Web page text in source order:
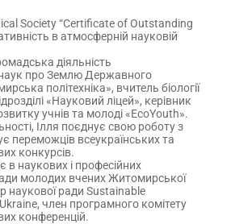
Society “Certificate of Outstanding
в атмосферній науковій
діяльність
про Землю Державного
політехніка», вчитель біології
«Науковий ліцей», керівник
учнів та молоді «EcoYouth».
Ілля поєднує свою роботу з
переможців всеукраїнських та
конкурсів.
в наукових і професійних
молодих вчених Житомирської
наукової ради Sustainable
член програмного комітету
конференцій.